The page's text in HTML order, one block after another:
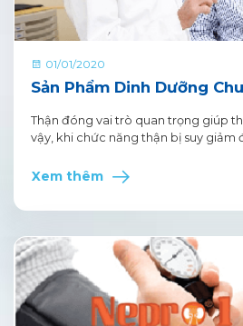
01/01/2020
Sản Phẩm Dinh Dưỡng
Thận đóng vai trò quan trọng giúp
vậy, khi chức năng thận bị suy giảm
giảm tác động của bệnh, bệnh nhân
Xem thêm